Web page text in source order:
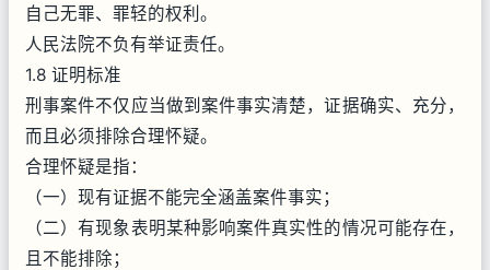
自己无罪、罪轻的权利。
人民法院不负有举证责任。
1.8 证明标准
刑事案件不仅应当做到案件事实清楚，证据确实、充分，
而且必须排除合理怀疑。
合理怀疑是指：
（一）现有证据不能完全涵盖案件事实；
（二）有现象表明某种影响案件真实性的情况可能存在，
且不能排除；